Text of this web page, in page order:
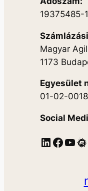
19375485-
Magyar
1173
Egyesület
01-02-
Social
LinkedIn Facebook YouTube Meetup